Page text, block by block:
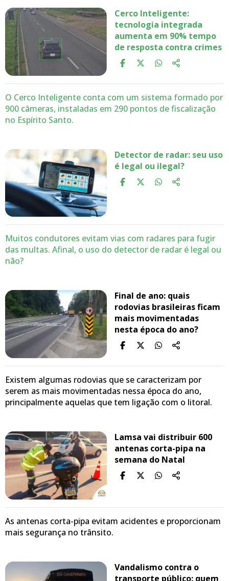
Cerco Inteligente:
tecnologia integrada
aumenta em 90% tempo
de resposta contra crimes
O Cerco Inteligente conta com um sistema formado por
900 câmeras, instaladas em 290 pontos de fiscalização
no Espírito Santo.
Detector de radar: seu uso
é legal ou ilegal?
Muitos condutores evitam vias com radares para fugir
das multas. Afinal, o uso do detector de radar é legal ou
não?
Final de ano: quais
rodovias brasileiras ficam
mais movimentadas
nesta época do ano?
Existem algumas rodovias que se caracterizam por
serem as mais movimentadas nessa época do ano,
principalmente aquelas que tem ligação com o litoral.
Lamsa vai distribuir 600
antenas corta-pipa na
semana do Natal
As antenas corta-pipa evitam acidentes e proporcionam
mais segurança no trânsito.
Vandalismo contra o
transporte público: quem